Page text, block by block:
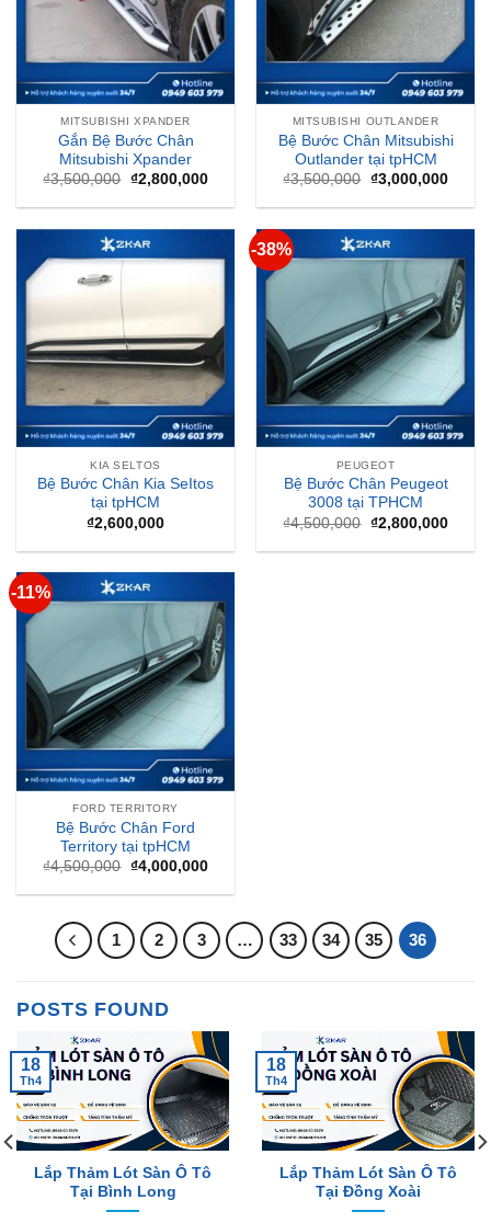
MITSUBISHI XPANDER
Gắn Bệ Bước Chân
Mitsubishi Xpander
₫3,500,000 Giá
là:
₫2,800,000Giá
tại
₫2,800,000.
MITSUBISHI OUTLANDER
Bệ Bước Chân Mitsubishi
Outlander tại tpHCM
₫3,500,000 Giá
là:
₫3,000,000Giá
tại
KIA SELTOS
Bệ Bước Chân Kia SeItos
tại tpHCM
₫2,600,000
-38%
PEUGEOT
Bệ Bước Chân Peugeot
3008 tại TPHCM
₫4,500,000 Giá
là:
₫2,800,000Giá
tại
-11%
FORD TERRITORY
Bệ Bước Chân Ford
Territory tại tpHCM
₫4,500,000 Giá
là:
₫4,000,000Giá
tại
₫4,000,000.
1 2 3 … 33 34 35 36
POSTS FOUND
Lắp Thảm Lót Sàn Ô Tô
Tại Bình Long
18
Th4
Lắp Thảm Lót Sàn Ô Tô
Tại Đồng Xoài
18
Th4